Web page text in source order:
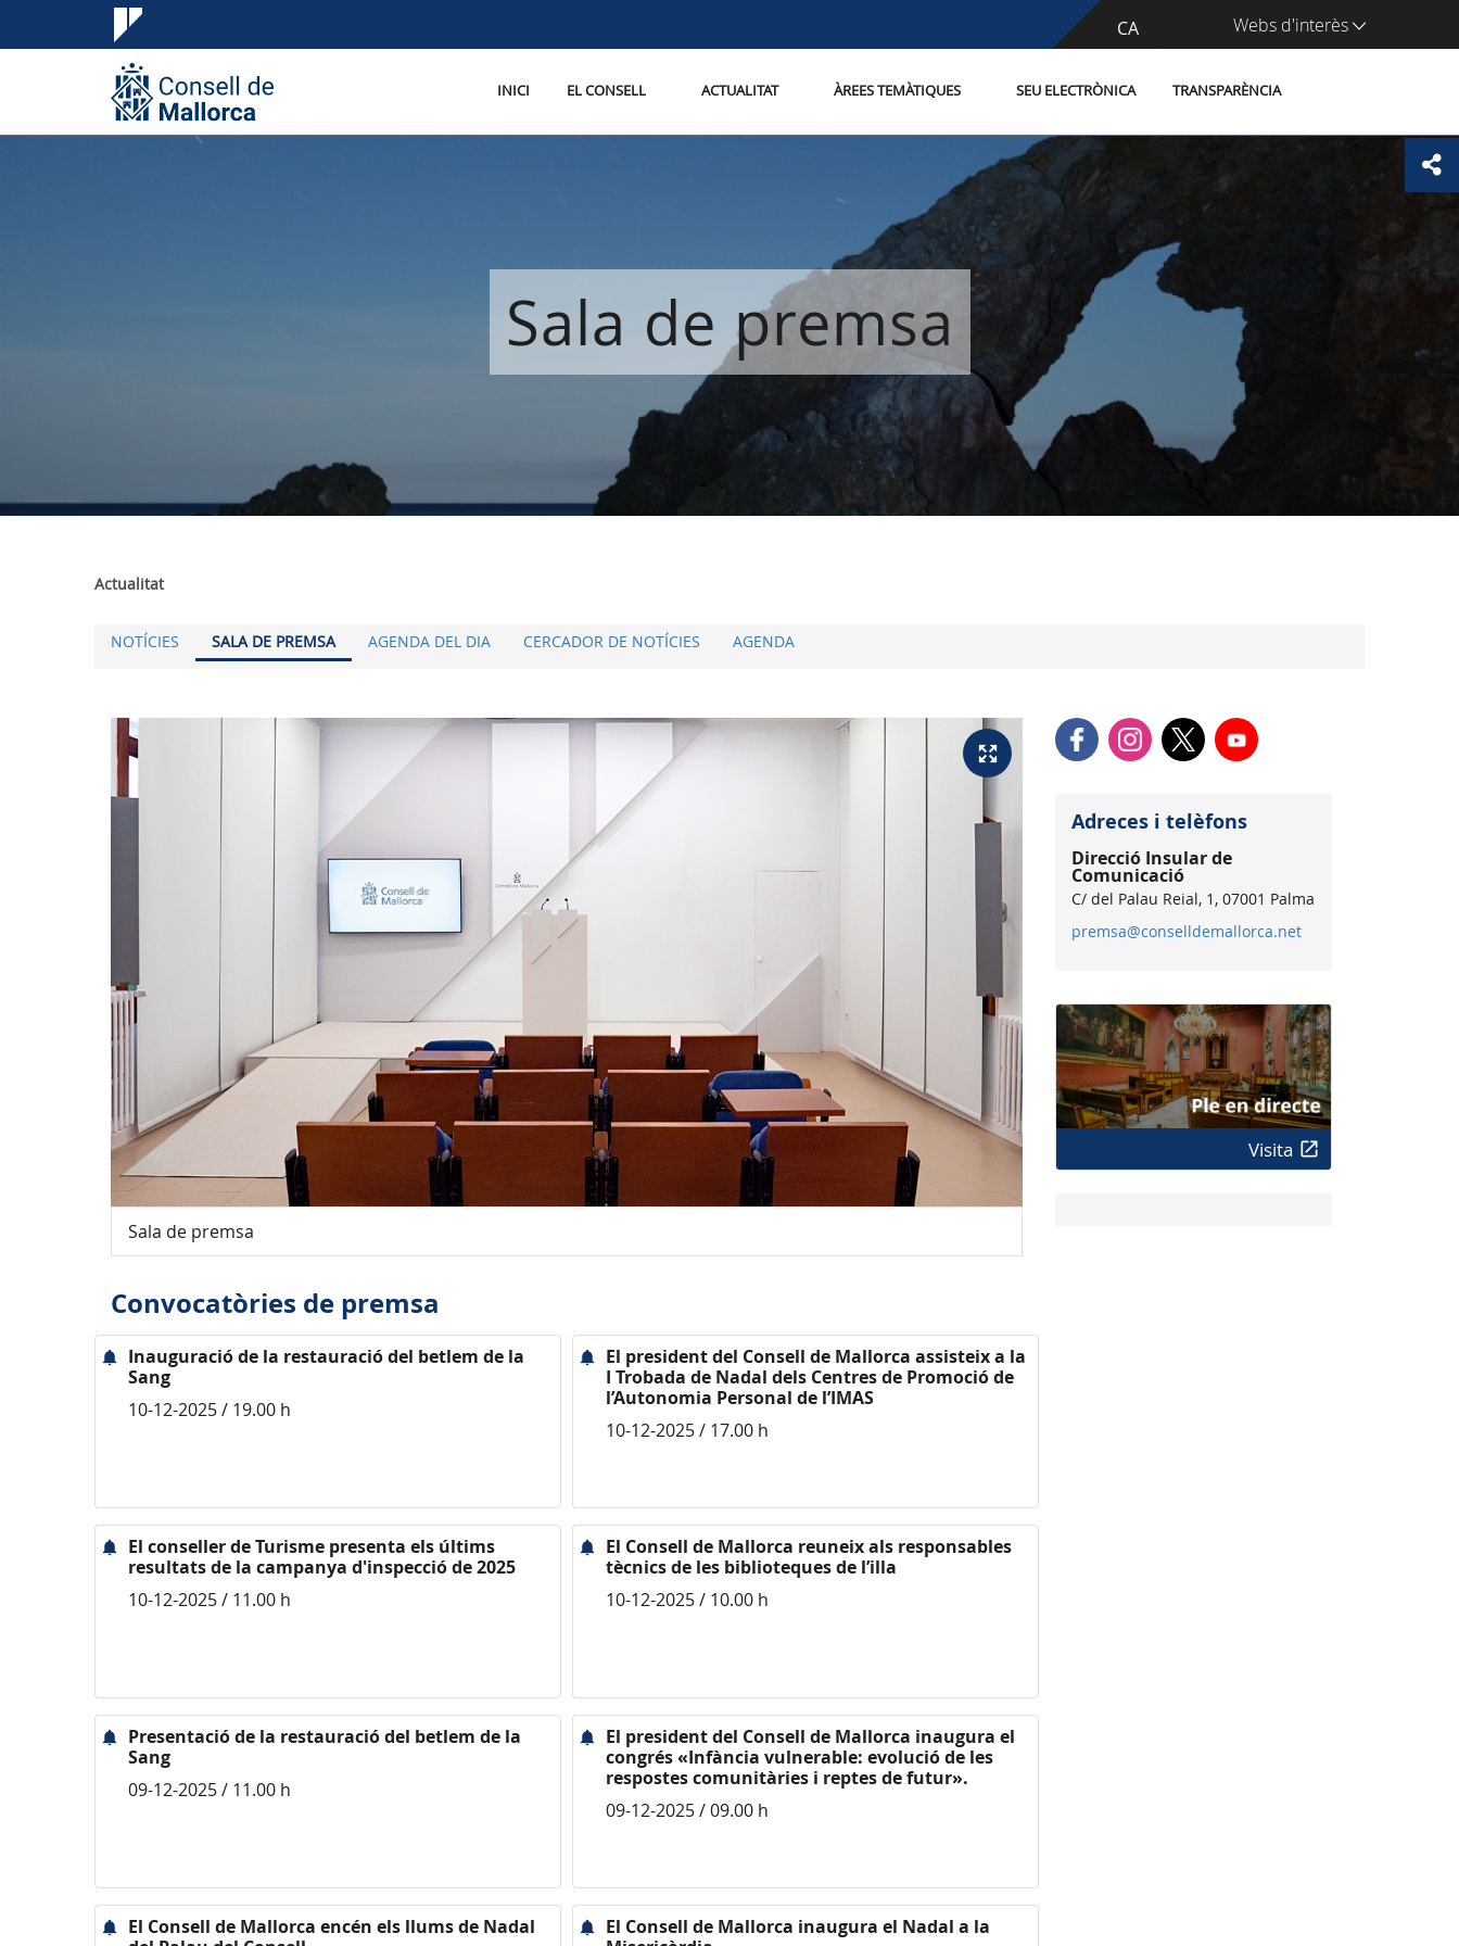
CA
ES Webs d'interès
INICI EL CONSELL ACTUALITAT ÀREES TEMÀTIQUES SEU ELECTRÒNICA TRANSPARÈNCIA
Sala de premsa
Actualitat
NOTÍCIES SALA DE PREMSA AGENDA DEL DIA CERCADOR DE NOTÍCIES AGENDA
Sala de premsa
Convocatòries de premsa
Inauguració de la restauració del betlem de la
Sang
10-12-2025 / 19.00 h
El president del Consell de Mallorca assisteix a la
I Trobada de Nadal dels Centres de Promoció de
l’Autonomia Personal de l’IMAS
10-12-2025 / 17.00 h
El conseller de Turisme presenta els últims
resultats de la campanya d'inspecció de 2025
10-12-2025 / 11.00 h
El Consell de Mallorca reuneix als responsables
tècnics de les biblioteques de l’illa
10-12-2025 / 10.00 h
Presentació de la restauració del betlem de la
Sang
09-12-2025 / 11.00 h
El president del Consell de Mallorca inaugura el
congrés «Infància vulnerable: evolució de les
respostes comunitàries i reptes de futur».
09-12-2025 / 09.00 h
El Consell de Mallorca encén els llums de Nadal
El Consell de Mallorca inaugura el Nadal a la
Adreces i telèfons
Direcció Insular de
Comunicació
C/ del Palau Reial, 1, 07001 Palma
premsa@conselldemallorca.net
Visita